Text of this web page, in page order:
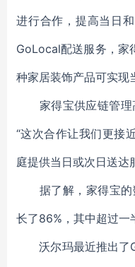
进行合作，提高当日
GoLocal配送服务，家
种家居装饰产品可实现
家得宝供应链管理
“这次合作让我们更接
庭提供当日或次日送达
据了解，家得宝的
长了86%，其中超过一
沃尔玛最近推出了